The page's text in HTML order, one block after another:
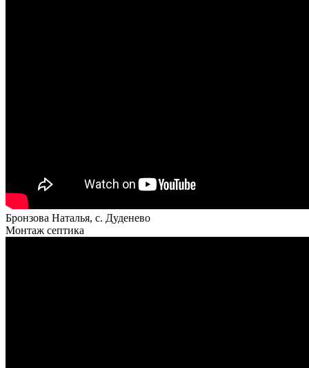
Бронзова Наталья, с. Дуденево
Монтаж септика